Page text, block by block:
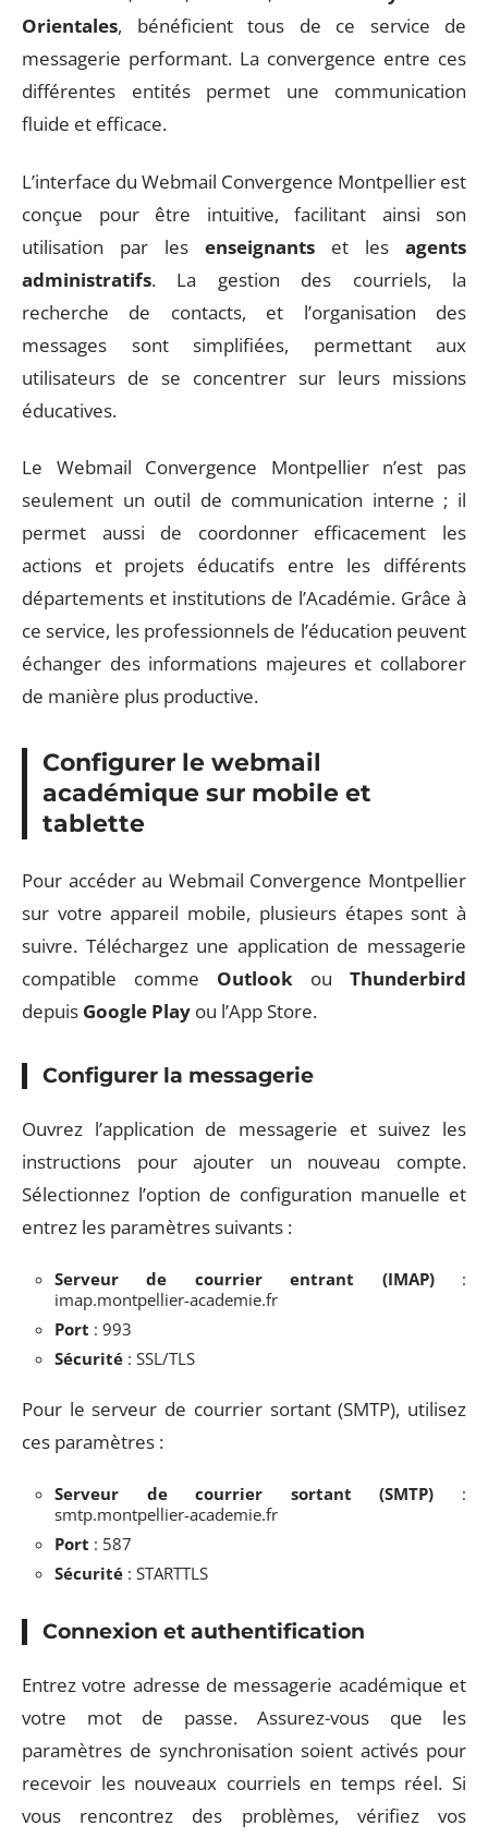
Orientales, bénéficient tous de ce service de
messagerie performant. La convergence entre ces
différentes entités permet une communication
fluide et efficace.
L’interface du Webmail Convergence Montpellier est
conçue pour être intuitive, facilitant ainsi son
utilisation par les enseignants et les agents
administratifs. La gestion des courriels, la
recherche de contacts, et l’organisation des
messages sont simplifiées, permettant aux
utilisateurs de se concentrer sur leurs missions
éducatives.
Le Webmail Convergence Montpellier n’est pas
seulement un outil de communication interne ; il
permet aussi de coordonner efficacement les
actions et projets éducatifs entre les différents
départements et institutions de l’Académie. Grâce à
ce service, les professionnels de l’éducation peuvent
échanger des informations majeures et collaborer
de manière plus productive.
Configurer le webmail
académique sur mobile et
tablette
Pour accéder au Webmail Convergence Montpellier
sur votre appareil mobile, plusieurs étapes sont à
suivre. Téléchargez une application de messagerie
compatible comme Outlook ou Thunderbird
depuis Google Play ou l’App Store.
Configurer la messagerie
Ouvrez l’application de messagerie et suivez les
instructions pour ajouter un nouveau compte.
Sélectionnez l’option de configuration manuelle et
entrez les paramètres suivants :
Serveur de courrier entrant (IMAP):
imap.montpellier-academie.fr
Port : 993
Sécurité : SSL/TLS
Pour le serveur de courrier sortant (SMTP), utilisez
ces paramètres :
Serveur de courrier sortant (SMTP) :
smtp.montpellier-academie.fr
Port : 587
Sécurité : STARTTLS
Connexion et authentification
Entrez votre adresse de messagerie académique et
votre mot de passe. Assurez-vous que les
paramètres de synchronisation soient activés pour
recevoir les nouveaux courriels en temps réel. Si
vous rencontrez des problèmes, vérifiez vos